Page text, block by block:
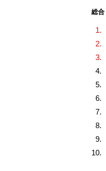
総合
1.
2.
3.
4.
5.
6.
7.
8.
9.
10.